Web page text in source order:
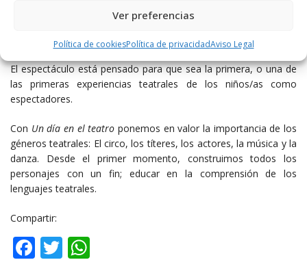
Ver preferencias
Política de cookiesPolítica de privacidadAviso Legal
Sala Gonzalo de Berceo de Logroño.
Un día en el Teatro
es un viaje de iniciación al teatro ofrecido de
El espectáculo está pensado para que sea la primera, o una de
las primeras experiencias teatrales de los niños/as como
espectadores.
Con Un día en el teatroponemos en valor la importancia de los
géneros teatrales: El circo, los títeres, los actores, la música y la
danza. Desde el primer momento, construimos todos los
personajes con un fin; educar en la comprensión de los
lenguajes teatrales.
Compartir:
Facebook
Twitter